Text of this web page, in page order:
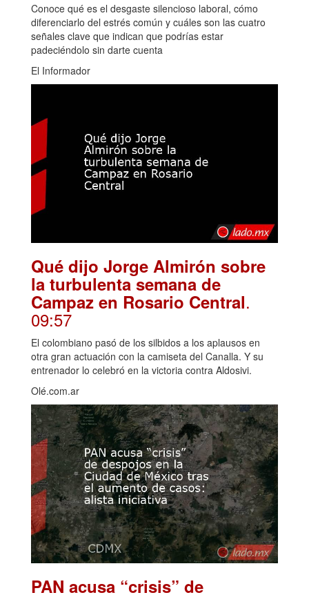
Conoce qué es el desgaste silencioso laboral, cómo
diferenciarlo del estrés común y cuáles son las cuatro
señales clave que indican que podrías estar
padeciéndolo sin darte cuenta
El Informador
Qué dijo Jorge Almirón sobre
la turbulenta semana de
Campaz en Rosario Central.
09:57
El colombiano pasó de los silbidos a los aplausos en
otra gran actuación con la camiseta del Canalla. Y su
entrenador lo celebró en la victoria contra Aldosivi.
Olé.com.ar
PAN acusa “crisis” de